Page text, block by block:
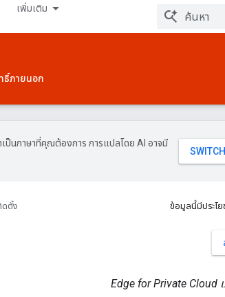
เพิ่มเติม
ธิ์ภายนอก
เป็นภาษาที่คุณต้องการ การแปลโดย AI อาจมี
ดตั้ง ข้อมูลนี้มีประโย
Edge for Private Cloud